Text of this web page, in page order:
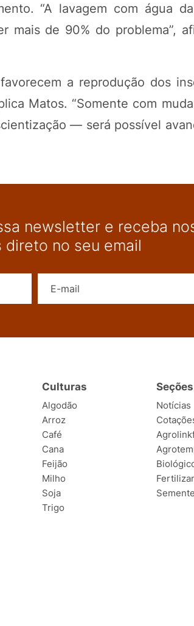
“A lavagem com água
mais de 90% do problema”,
a reprodução dos
Matos. “Somente com
— será possível
newsletter e receba
direto no seu email
Culturas
Algodão
Arroz
Café
Cana
Feijão
Milho
Soja
Trigo
Seções
Notícias